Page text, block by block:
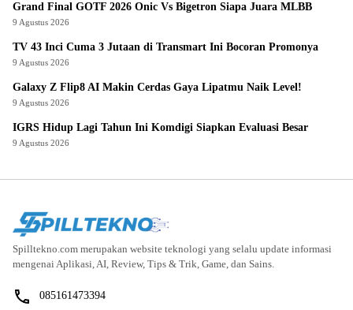
Grand Final GOTF 2026 Onic Vs Bigetron Siapa Juara MLBB
9 Agustus 2026
TV 43 Inci Cuma 3 Jutaan di Transmart Ini Bocoran Promonya
9 Agustus 2026
Galaxy Z Flip8 AI Makin Cerdas Gaya Lipatmu Naik Level!
9 Agustus 2026
IGRS Hidup Lagi Tahun Ini Komdigi Siapkan Evaluasi Besar
9 Agustus 2026
Spilltekno.com merupakan website teknologi yang selalu update informasi
mengenai Aplikasi, AI, Review, Tips & Trik, Game, dan Sains.
085161473394